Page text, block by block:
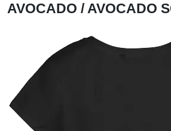
AVOCADO / AVOCADO